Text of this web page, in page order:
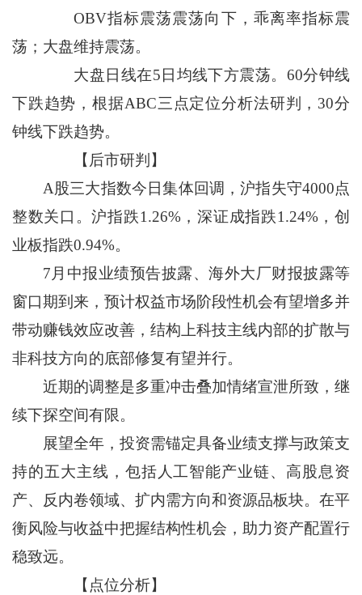
OBV指标震荡震荡向下，乖离率指标震
荡；大盘维持震荡。
大盘日线在5日均线下方震荡。60分钟线
下跌趋势，根据ABC三点定位分析法研判，30分
钟线下跌趋势。
【后市研判】
A股三大指数今日集体回调，沪指失守4000点
整数关口。沪指跌1.26%，深证成指跌1.24%，创
业板指跌0.94%。
7月中报业绩预告披露、海外大厂财报披露等
窗口期到来，预计权益市场阶段性机会有望增多并
带动赚钱效应改善，结构上科技主线内部的扩散与
非科技方向的底部修复有望并行。
近期的调整是多重冲击叠加情绪宣泄所致，继
续下探空间有限。
展望全年，投资需锚定具备业绩支撑与政策支
持的五大主线，包括人工智能产业链、高股息资
产、反内卷领域、扩内需方向和资源品板块。在平
衡风险与收益中把握结构性机会，助力资产配置行
稳致远。
【点位分析】